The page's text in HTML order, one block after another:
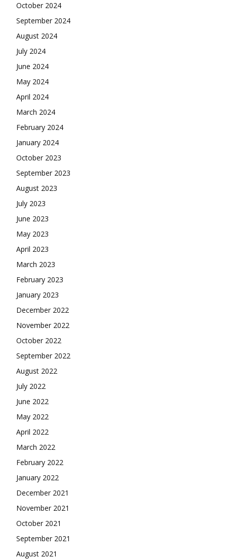
October 2024
September 2024
August 2024
July 2024
June 2024
May 2024
April 2024
March 2024
February 2024
January 2024
October 2023
September 2023
August 2023
July 2023
June 2023
May 2023
April 2023
March 2023
February 2023
January 2023
December 2022
November 2022
October 2022
September 2022
August 2022
July 2022
June 2022
May 2022
April 2022
March 2022
February 2022
January 2022
December 2021
November 2021
October 2021
September 2021
August 2021